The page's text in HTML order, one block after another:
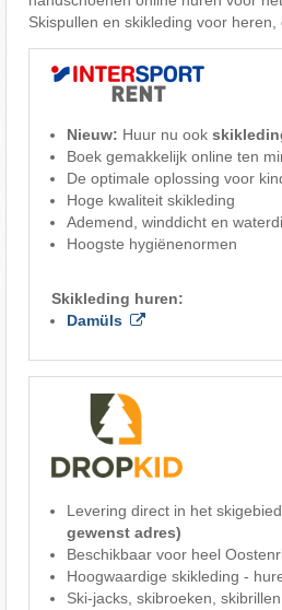
Skispullen en skikleding voor heren,
Nieuw: Huur nu ook
Boek gemakkelijk online ten
De optimale oplossing voor
Hoge kwaliteit skikleding
Ademend, winddicht en
Hoogste hygiënenormen
Skikleding huren:
Damüls
Levering direct in het skigebied
gewenst adres)
Beschikbaar voor heel
Hoogwaardige skikleding -
Ski-jacks, skibroeken,